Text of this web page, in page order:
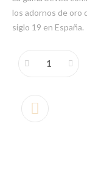
los adornos de oro
siglo 19 en España.